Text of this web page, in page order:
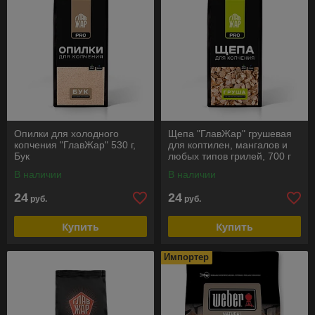
Опилки для холодного
копчения "ГлавЖар" 530 г,
Бук
В наличии
24 руб.
Купить
Щепа "ГлавЖар" грушевая
для коптилен, мангалов и
любых типов грилей, 700 г
В наличии
24 руб.
Купить
Импортер